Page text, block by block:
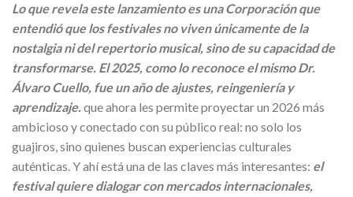
Lo que revela este lanzamiento es una Corporación que
entendió que los festivales no viven únicamente de la
nostalgia ni del repertorio musical, sino de su capacidad de
transformarse. El 2025, como lo reconoce el mismo Dr.
Álvaro Cuello, fue un año de ajustes, reingeniería y
aprendizaje.que ahora les permite proyectar un 2026 más
ambicioso y conectado con su público real: no solo los
guajiros, sino quienes buscan experiencias culturales
auténticas. Y ahí está una de las claves más interesantes: el
festival quiere dialogar con mercados internacionales,